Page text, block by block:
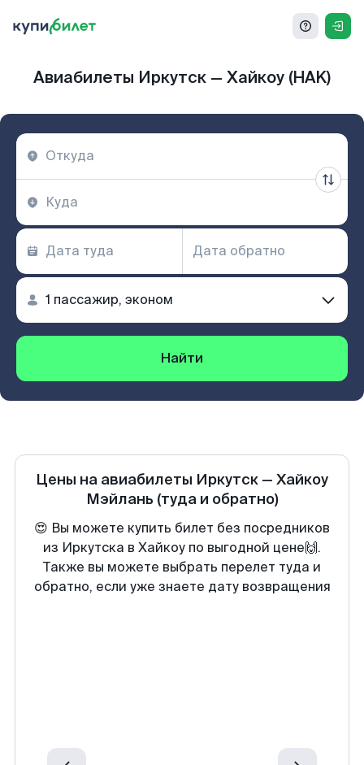
Авиабилеты Иркутск — Хайкоу (HAK)
Найти
Цены на авиабилеты Иркутск — Хайкоу
Мэйлань (туда и обратно)
😍 Вы можете купить билет без посредников
из Иркутска в Хайкоу по выгодной цене🙌.
Также вы можете выбрать перелет туда и
обратно, если уже знаете дату возвращения